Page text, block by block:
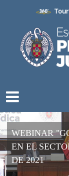
WEBINAR
EN EL
DE 2021